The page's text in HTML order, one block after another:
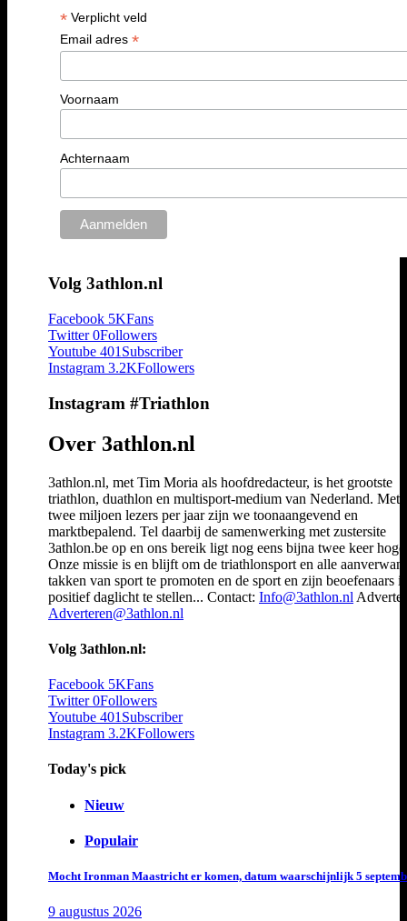
*Verplicht veld
Email adres *
Voornaam
Achternaam
Volg 3athlon.nl
Facebook 5KFans
Twitter 0Followers
Youtube 401 Subscriber
Instagram 3.2KFollowers
Instagram #Triathlon
Over 3athlon.nl
3athlon.nl, met Tim Moria als hoofdredacteur, is het grootste
triathlon, duathlon en multisport-medium van Nederland. Met
twee miljoen lezers per jaar zijn we toonaangevend en
marktbepalend. Tel daarbij de samenwerking met zustersite
3athlon.be op en ons bereik ligt nog eens bijna twee keer
Onze missie is en blijft om de triathlonsport en alle
takken van sport te promoten en de sport en zijn beoefenaars
positief daglicht te stellen... Contact: Info@3athlon.nl
Adverteren@3athlon.nl
Volg 3athlon.nl:
Facebook 5KFans
Twitter 0Followers
Youtube 401 Subscriber
Instagram 3.2KFollowers
Today's pick
Nieuw
Populair
Mocht Ironman Maastricht er komen, datum waarschijnlijk 5
9 augustus 2026